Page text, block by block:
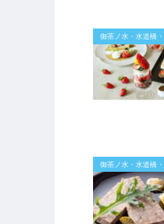
御茶ノ水・水道橋
御茶ノ水・水道橋